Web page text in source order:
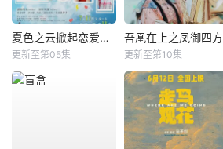
夏色之云掀起恋爱与风暴
更新至第05集
吾凰在上之凤御四方
更新至第10集